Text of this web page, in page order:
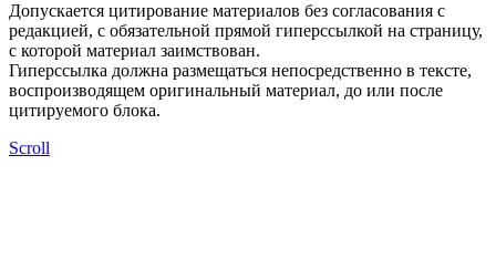
Допускается цитирование материалов без согласования с
редакцией, с обязательной прямой гиперссылкой на страницу,
с которой материал заимствован.
Гиперссылка должна размещаться непосредственно в тексте,
воспроизводящем оригинальный материал, до или после
цитируемого блока.
Scroll